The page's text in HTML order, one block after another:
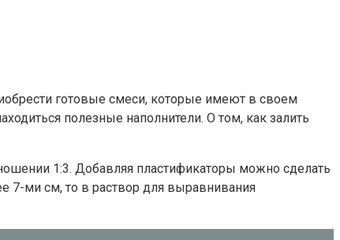
готовые смеси, которые имеют в своем
полезные наполнители. О том, как залить
1:3. Добавляя пластификаторы можно сделать
7-ми см, то в раствор для выравнивания